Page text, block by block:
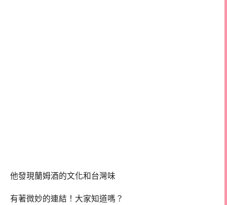
他發現蘭姆酒的文化和台灣味
有著微妙的連結！大家知道嗎？